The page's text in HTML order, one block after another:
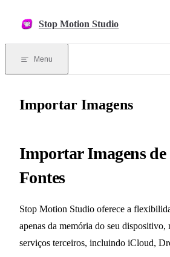
Stop Motion Studio
Menu
Importar Imagens
Importar Imagens de
Fontes
Stop Motion Studio oferece a
apenas da memória do seu dispositivo,
serviços terceiros, incluindo iCloud,